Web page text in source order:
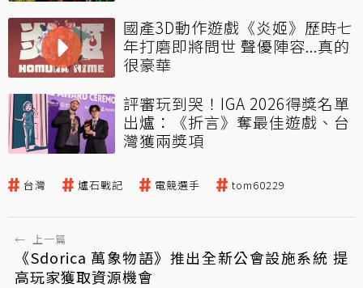
國產3D動作遊戲《炎姬》歷時七
年打磨即將問世 聲優陣容...真的
很豪華
評審玩到哭！IGA 2026得獎名單
出爐：《折言》奪最佳遊戲、台
灣獲兩獎項
台灣 爐石戰記 電競選手 tom60229
← 上一篇
《Sdorica 萬象物語》推出全新公會設施系統 提
高玩家獲取資源機會